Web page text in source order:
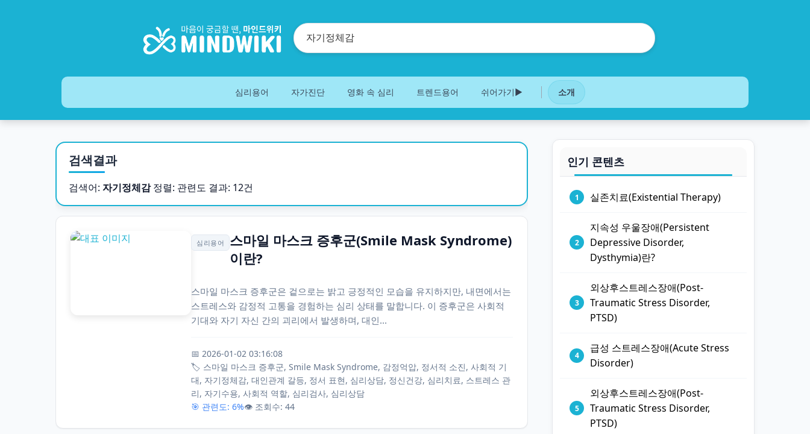
심리용어 자가진단 영화 속 심리 트렌드용어 쉬어가기▶️ 소개
검색결과
검색어: 자기정체감 정렬: 관련도 결과: 12건
심리용어
스마일 마스크 증후군(Smile Mask Syndrome)
이란?
스마일 마스크 증후군은 겉으로는 밝고 긍정적인 모습을 유지하지만, 내면에서는
스트레스와 감정적 고통을 경험하는 심리 상태를 말합니다. 이 증후군은 사회적
기대와 자기 자신 간의 괴리에서 발생하며, 대인...
📅 2026-01-02 03:16:08
🏷️ 스마일 마스크 증후군, Smile Mask Syndrome, 감정억압, 정서적 소진, 사회적 기
대, 자기정체감, 대인관계 갈등, 정서 표현, 심리상담, 정신건강, 심리치료, 스트레스 관
리, 자기수용, 사회적 역할, 심리검사, 심리상담
🎯 관련도: 6%👁️ 조회수: 44
인기 콘텐츠
실존치료(Existential Therapy)
지속성 우울장애(Persistent
Depressive Disorder,
Dysthymia)란?
외상후스트레스장애(Post-
Traumatic Stress Disorder,
PTSD)
급성 스트레스장애(Acute Stress
Disorder)
외상후스트레스장애(Post-
Traumatic Stress Disorder,
PTSD)